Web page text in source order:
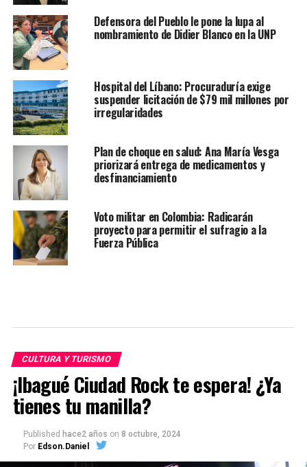
Defensora del Pueblo le pone la lupa al
nombramiento de Didier Blanco en la UNP
Hospital del Líbano: Procuraduría exige
suspender licitación de $79 mil millones por
irregularidades
Plan de choque en salud: Ana María Vesga
priorizará entrega de medicamentos y
desfinanciamiento
Voto militar en Colombia: Radicarán
proyecto para permitir el sufragio a la
Fuerza Pública
CULTURA Y TURISMO
¡Ibagué Ciudad Rock te espera! ¿Ya
tienes tu manilla?
Published hace2 años on 8 octubre, 2024
Por Edson.Daniel